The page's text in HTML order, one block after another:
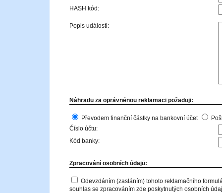
HASH kód:
Popis události:
Náhradu za oprávněnou reklamaci požaduji:
Převodem finanční částky na bankovní účet
Číslo účtu:
Kód banky:
Zpracování osobních údajů:
Odevzdáním (zasláním) tohoto reklamačního
souhlas se zpracováním zde poskytnutých osobních